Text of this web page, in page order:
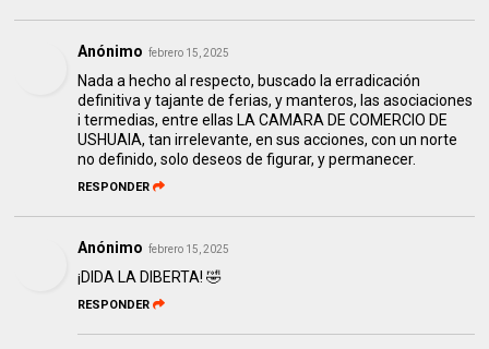
Anónimo febrero 15, 2025
Nada a hecho al respecto, buscado la erradicación
definitiva y tajante de ferias, y manteros, las asociaciones
i termedias, entre ellas LA CAMARA DE COMERCIO DE
USHUAIA, tan irrelevante, en sus acciones, con un norte
no definido, solo deseos de figurar, y permanecer.
RESPONDER
Anónimo febrero 15, 2025
¡DIDA LA DIBERTA! 🤣
RESPONDER